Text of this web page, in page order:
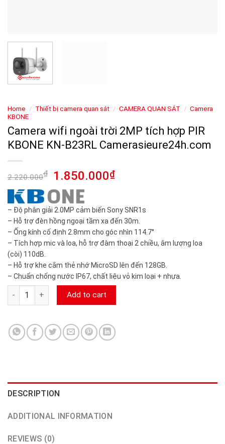
Home / Thiết bị camera quan sát / CAMERA QUAN SÁT / Camera
KBONE
Camera wifi ngoài trời 2MP tích hợp PIR
KBONE KN-B23RL Camerasieure24h.com
2.220.000₫ 1.850.000₫
– Độ phân giải 2.0MP cảm biến Sony SNR1s
– Hỗ trợ đèn hồng ngoại tầm xa đến 30m.
– Ống kính cố định 2.8mm cho góc nhìn 114.7°
– Tích hợp mic và loa, hỗ trợ đàm thoại 2 chiều, âm lượng loa
(còi) 110dB.
– Hỗ trợ khe cắm thẻ nhớ MicroSD lên đến 128GB.
– Chuẩn chống nước IP67, chất liệu vỏ kim loại + nhựa.
Camera wifi ngoài trời 2MP tích hợp PIR KBONE KN-B23RL
Add to cart
DESCRIPTION
ADDITIONAL INFORMATION
REVIEWS (0)